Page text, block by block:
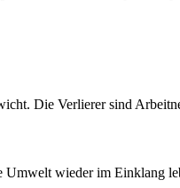
Die Verlierer sind
wieder im Einklang